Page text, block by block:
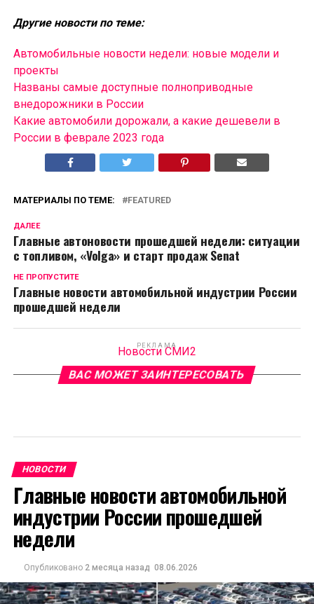
Другие новости по теме:
Автомобильные новости недели: новые модели и
проекты
Названы самые доступные полноприводные
внедорожники в России
Какие автомобили дорожали, а какие дешевели в
России в феврале 2023 года
МАТЕРИАЛЫ ПО ТЕМЕ: FEATURED
ДАЛЕЕ
Главные автоновости прошедшей недели: ситуации
с топливом, «Volga» и старт продаж Senat
НЕ ПРОПУСТИТЕ
Главные новости автомобильной индустрии России
прошедшей недели
РЕКЛАМА
Новости СМИ2
ВАС МОЖЕТ ЗАИНТЕРЕСОВАТЬ
НОВОСТИ
Главные новости автомобильной
индустрии России прошедшей
недели
Опубликовано 2 месяца назад 08.06.2026